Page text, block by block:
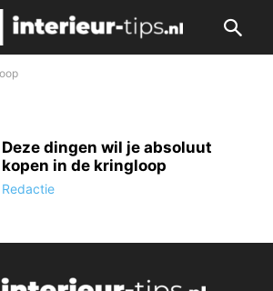
Deze dingen wil je absoluut
kopen in de kringloop
Redactie